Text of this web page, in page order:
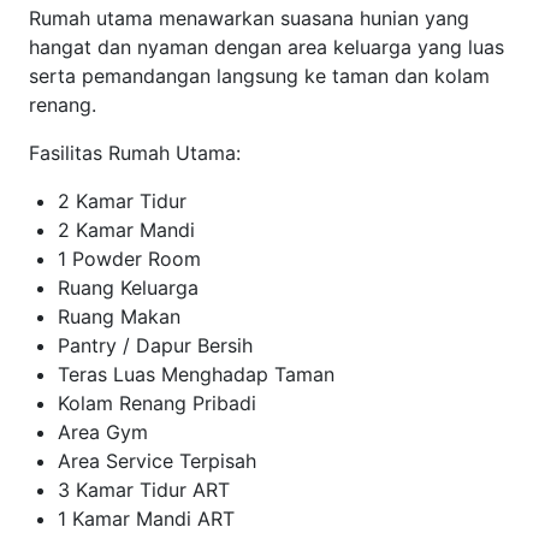
Rumah utama menawarkan suasana hunian yang
hangat dan nyaman dengan area keluarga yang luas
serta pemandangan langsung ke taman dan kolam
renang.
Fasilitas Rumah Utama:
2 Kamar Tidur
2 Kamar Mandi
1 Powder Room
Ruang Keluarga
Ruang Makan
Pantry / Dapur Bersih
Teras Luas Menghadap Taman
Kolam Renang Pribadi
Area Gym
Area Service Terpisah
3 Kamar Tidur ART
1 Kamar Mandi ART